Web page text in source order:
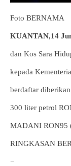
Foto BERNAMA
KUANTAN,14
dan Kos Sara
kepada
berdaftar
300 liter petrol
MADANI RON95
RINGKASAN
−